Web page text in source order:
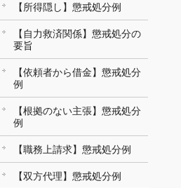
【所得隠し】懲戒処分例
【自力救済関係】懲戒処分の
要旨
【依頼者から借金】懲戒処分
例
【根拠のない主張】懲戒処分
例
【職務上請求】懲戒処分例
【双方代理】懲戒処分例